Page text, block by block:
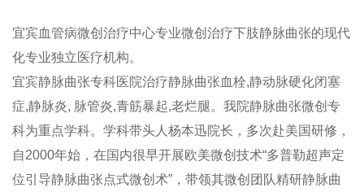
宜宾血管病微创治疗中心专业微创治疗下肢静脉曲张的现代
化专业独立医疗机构。
宜宾静脉曲张专科医院治疗静脉曲张血栓,静动脉硬化闭塞
症,静脉炎, 脉管炎,青筋暴起,老烂腿。我院静脉曲张微创专
科为重点学科。学科带头人杨本迅院长，多次赴美国研修，
自2000年始，在国内很早开展欧美微创技术“多普勒超声定
位引导静脉曲张点式微创术”，带领其微创团队精研静脉曲